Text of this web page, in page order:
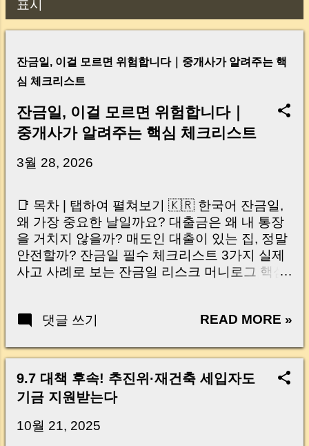
표시
잔금일, 이걸 모르면 위험합니다｜중개사가 알려주는 핵
심 체크리스트
잔금일, 이걸 모르면 위험합니다｜
중개사가 알려주는 핵심 체크리스트
3월 28, 2026
📑 목차 | 탭하여 펼쳐보기 🇰🇷 한국어 잔금일,
왜 가장 중요한 날일까요? 대출금은 왜 내 통장
을 거치지 않을까? 매도인 대출이 있는 집, 정말
안전할까? 잔금일 필수 체크리스트 3가지 실제
사고 사례로 보는 잔금일 리스크 머니로그 핵심
Your Account Is It Safe If the Seller Has a
Real Risks and Mistakes to Avoid MoneyLog
Key Takeaway 혹시 이런 생각 해보신 적 있으
신가요? “잔금일… 그냥 돈 보내고 끝나는 거 아
닌가요?” 하지만 현장에서 보면 전혀 그렇지 않
습니다. 잔금일은 ‘서류 몇 장 처리하는 날’이 아
댓글 쓰기 READ MORE »
9.7 대책 후속! 추진위·재건축 세입자도
기금 지원받는다
10월 21, 2025